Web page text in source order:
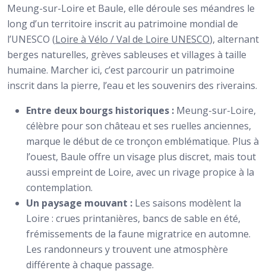
Meung-sur-Loire et Baule, elle déroule ses méandres le
long d’un territoire inscrit au patrimoine mondial de
l’UNESCO (Loire à Vélo / Val de Loire UNESCO), alternant
berges naturelles, grèves sableuses et villages à taille
humaine. Marcher ici, c’est parcourir un patrimoine
inscrit dans la pierre, l’eau et les souvenirs des riverains.
Entre deux bourgs historiques : Meung-sur-Loire,
célèbre pour son château et ses ruelles anciennes,
marque le début de ce tronçon emblématique. Plus à
l’ouest, Baule offre un visage plus discret, mais tout
aussi empreint de Loire, avec un rivage propice à la
contemplation.
Un paysage mouvant : Les saisons modèlent la
Loire : crues printanières, bancs de sable en été,
frémissements de la faune migratrice en automne.
Les randonneurs y trouvent une atmosphère
différente à chaque passage.